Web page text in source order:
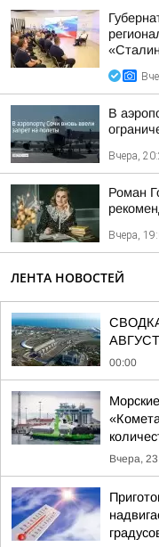
В
Вчера,
Роман
Вчера,
ЛЕНТА НОВОСТЕЙ
00:00
Вчера,